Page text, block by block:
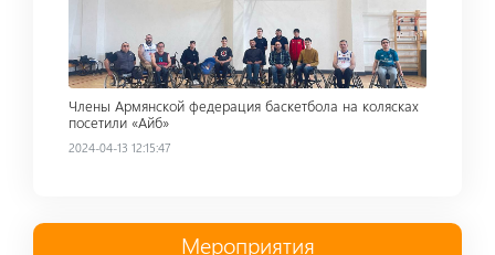
Члены Армянской федерация баскетбола на колясках
посетили «Айб»
2024-04-13 12:15:47
Мероприятия